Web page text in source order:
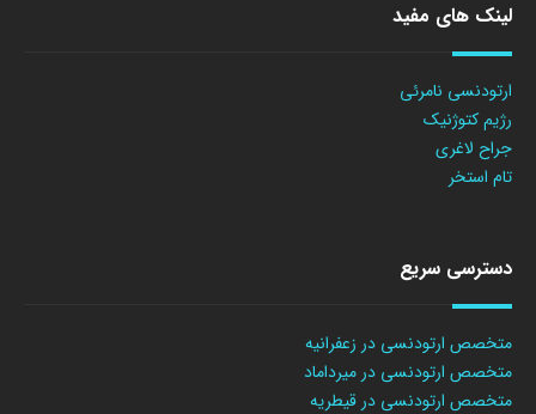
لینک های مفید
ارتودنسی نامرئی
رژیم کتوژنیک
جراح لاغری
تام استخر
دسترسی سریع
متخصص ارتودنسی در زعفرانیه
متخصص ارتودنسی در میرداماد
متخصص ارتودنسی در قیطریه